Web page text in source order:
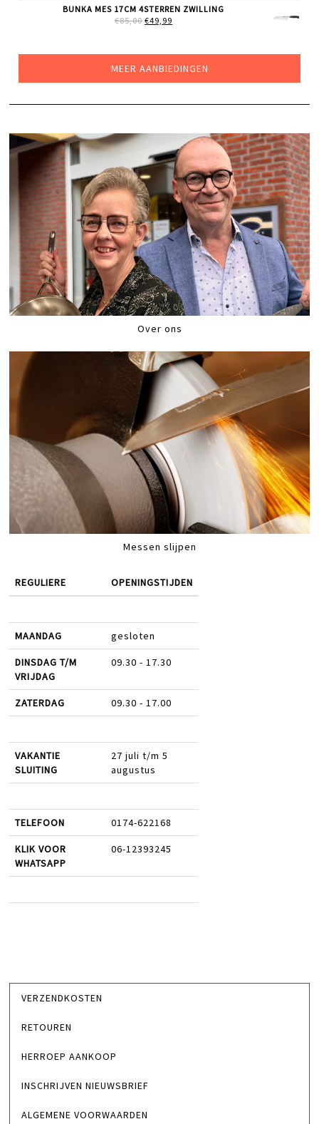
WAS:
€199,00.
IS:
BUNKA MES 17CM 4STERREN ZWILLING
€85,00 OORSPRONKELIJKE
€49,99
MEER AANBIEDINGEN
Over ons
Messen slijpen
REGULIERE OPENINGSTIJDEN
MAANDAG gesloten
DINSDAG T/M
VRIJDAG
09.30 - 17.30
ZATERDAG 09.30 - 17.00
VAKANTIE
SLUITING
27 juli t/m 5
augustus
TELEFOON 0174-622168
KLIK VOOR
WHATSAPP
06-12393245
VERZENDKOSTEN
RETOUREN
HERROEP AANKOOP
INSCHRIJVEN NIEUWSBRIEF
ALGEMENE VOORWAARDEN